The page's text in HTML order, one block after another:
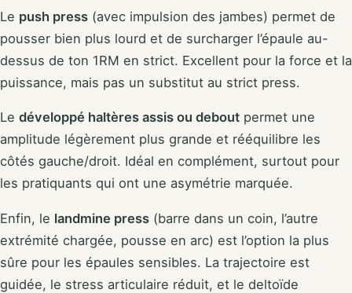
Le push press (avec impulsion des jambes) permet de
pousser bien plus lourd et de surcharger l’épaule au-
dessus de ton 1RM en strict. Excellent pour la force et la
puissance, mais pas un substitut au strict press.
Le développé haltères assis ou debout permet une
amplitude légèrement plus grande et rééquilibre les
côtés gauche/droit. Idéal en complément, surtout pour
les pratiquants qui ont une asymétrie marquée.
Enfin, le landmine press (barre dans un coin, l’autre
extrémité chargée, pousse en arc) est l’option la plus
sûre pour les épaules sensibles. La trajectoire est
guidée, le stress articulaire réduit, et le deltoïde